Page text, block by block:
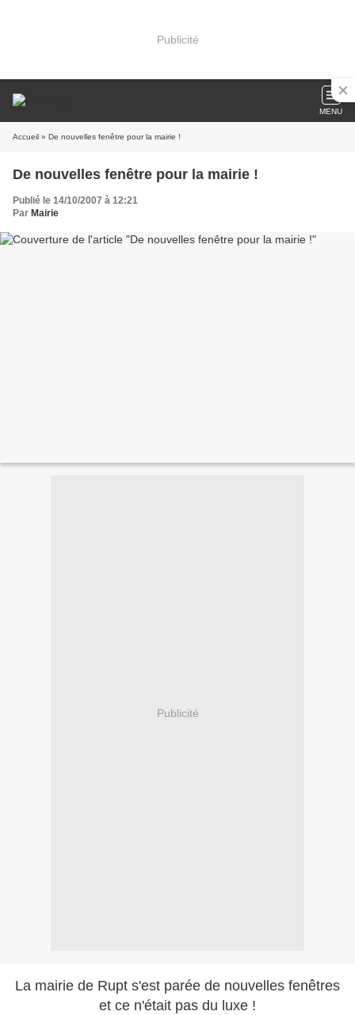
Publicité
MENU
Accueil » De nouvelles fenêtre pour la mairie !
De nouvelles fenêtre pour la mairie !
Publié le 14/10/2007 à 12:21
Par Mairie
Publicité
La mairie de Rupt s'est parée de nouvelles fenêtres
et ce n'était pas du luxe !